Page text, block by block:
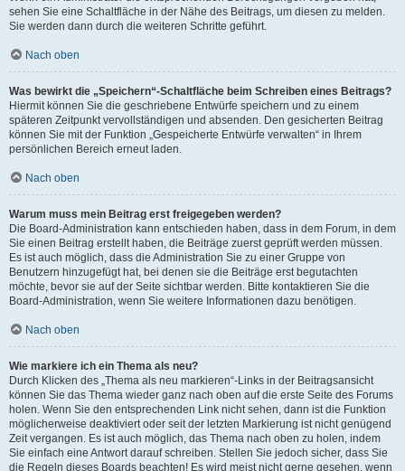
sehen Sie eine Schaltfläche in der Nähe des Beitrags, um diesen zu melden.
Sie werden dann durch die weiteren Schritte geführt.
Nach oben
Was bewirkt die „Speichern“-Schaltfläche beim Schreiben eines Beitrags?
Hiermit können Sie die geschriebene Entwürfe speichern und zu einem
späteren Zeitpunkt vervollständigen und absenden. Den gesicherten Beitrag
können Sie mit der Funktion „Gespeicherte Entwürfe verwalten“ in Ihrem
persönlichen Bereich erneut laden.
Nach oben
Warum muss mein Beitrag erst freigegeben werden?
Die Board-Administration kann entschieden haben, dass in dem Forum, in dem
Sie einen Beitrag erstellt haben, die Beiträge zuerst geprüft werden müssen.
Es ist auch möglich, dass die Administration Sie zu einer Gruppe von
Benutzern hinzugefügt hat, bei denen sie die Beiträge erst begutachten
möchte, bevor sie auf der Seite sichtbar werden. Bitte kontaktieren Sie die
Board-Administration, wenn Sie weitere Informationen dazu benötigen.
Nach oben
Wie markiere ich ein Thema als neu?
Durch Klicken des „Thema als neu markieren“-Links in der Beitragsansicht
können Sie das Thema wieder ganz nach oben auf die erste Seite des Forums
holen. Wenn Sie den entsprechenden Link nicht sehen, dann ist die Funktion
möglicherweise deaktiviert oder seit der letzten Markierung ist nicht genügend
Zeit vergangen. Es ist auch möglich, das Thema nach oben zu holen, indem
Sie einfach eine Antwort darauf schreiben. Stellen Sie jedoch sicher, dass Sie
die Regeln dieses Boards beachten! Es wird meist nicht gerne gesehen, wenn